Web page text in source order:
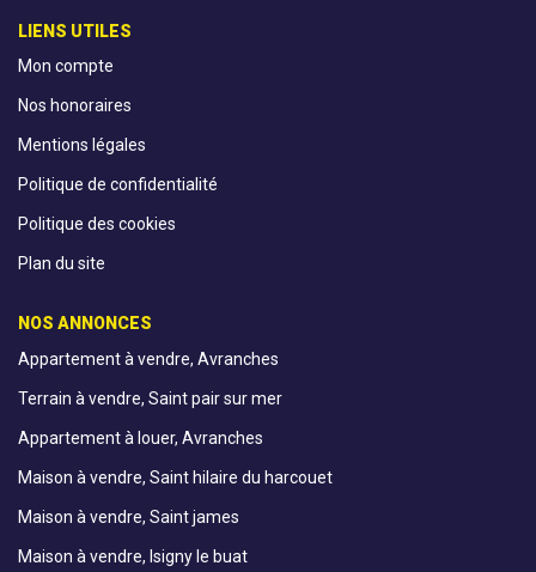
LIENS UTILES
Mon compte
Nos honoraires
Mentions légales
Politique de confidentialité
Politique des cookies
Plan du site
NOS ANNONCES
Appartement à vendre, Avranches
Terrain à vendre, Saint pair sur mer
Appartement à louer, Avranches
Maison à vendre, Saint hilaire du harcouet
Maison à vendre, Saint james
Maison à vendre, Isigny le buat